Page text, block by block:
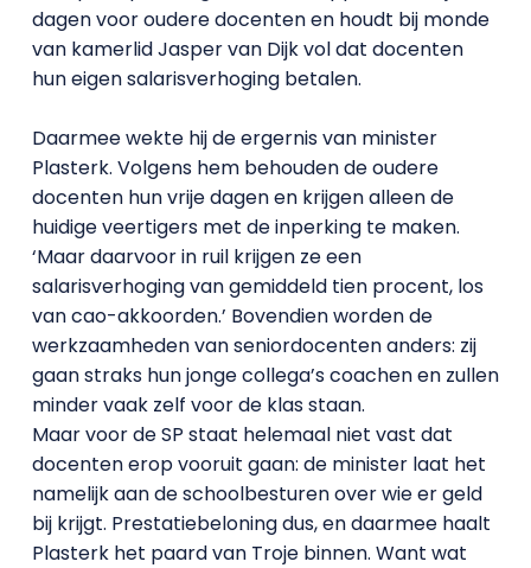
dagen voor oudere docenten en houdt bij monde
van kamerlid Jasper van Dijk vol dat docenten
hun eigen salarisverhoging betalen.
Daarmee wekte hij de ergernis van minister
Plasterk. Volgens hem behouden de oudere
docenten hun vrije dagen en krijgen alleen de
huidige veertigers met de inperking te maken.
‘Maar daarvoor in ruil krijgen ze een
salarisverhoging van gemiddeld tien procent, los
van cao-akkoorden.’ Bovendien worden de
werkzaamheden van seniordocenten anders: zij
gaan straks hun jonge collega’s coachen en zullen
minder vaak zelf voor de klas staan.
Maar voor de SP staat helemaal niet vast dat
docenten erop vooruit gaan: de minister laat het
namelijk aan de schoolbesturen over wie er geld
bij krijgt. Prestatiebeloning dus, en daarmee haalt
Plasterk het paard van Troje binnen. Want wat